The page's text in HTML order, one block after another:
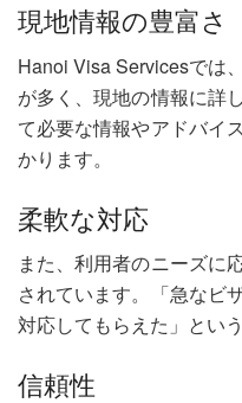
現地情報の豊富さ
Hanoi Visa Servicesでは
が多く、現地の情報に詳
て必要な情報やアドバイ
かります。
柔軟な対応
また、利用者のニーズに
されています。「急なビ
対応してもらえた」とい
信頼性